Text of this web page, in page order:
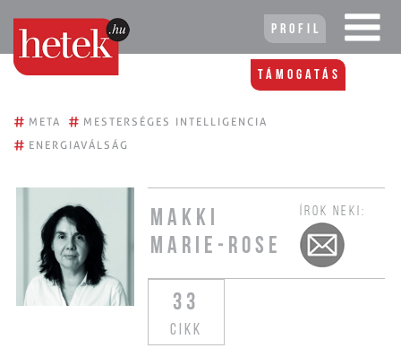
Profil
Támogatás
# META # MESTERSÉGES INTELLIGENCIA
# ENERGIAVÁLSÁG
MAKKI
MARIE-ROSE
ÍROK NEKI:
33
CIKK